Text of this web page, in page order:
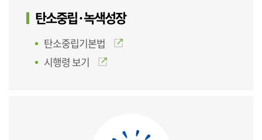
탄소중립·녹색성장
탄소중립기본법
시행령 보기